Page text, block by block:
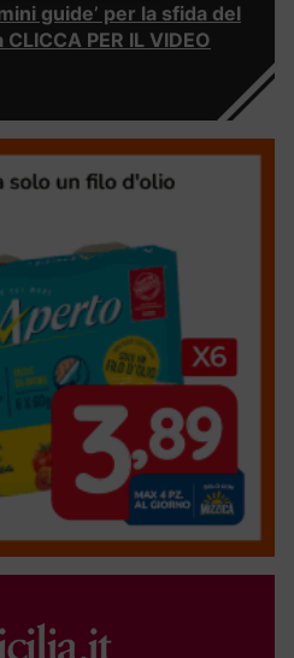
guide’ per la sfida del
PER IL VIDEO